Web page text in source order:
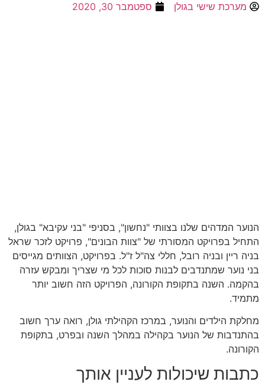
מערכת שישי בגולן ספטמבר 30, 2020
הנוער המדהים שלנו בצוותי "נחשון", בסניפי "בני עקיבא" בגולן,
התחיל בפרויקט המסורתי של "צוות הבונים", פרויקט לזכר שראל
בניה ריין ובניה רובל, חללי צה"ל ז"ל. בפרויקט, הצוותים מגייסים
בני נוער שמתנדבים לבנות סוכות לכל מי שצריך ומבקש עזרה
בהקמה. השנה בתקופת הקורונה, הפרויקט הזה חשוב יותר
מתמיד.
מחלקת הילדים והנוער, במרכז הקהילתי גולן, רואה ערך חשוב
בהתנדבות של הנוער בקהילה במהלך השנה ובפרט, בתקופת
הקורונה.
כתבות שיכולות לעניין אותך